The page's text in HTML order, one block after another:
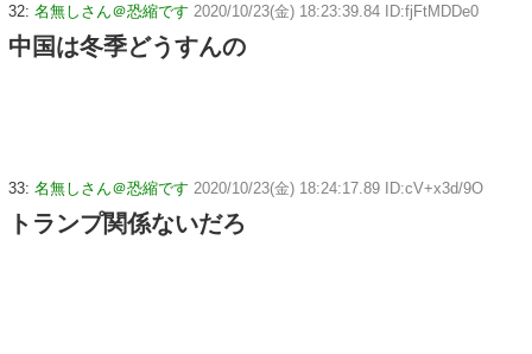
32: 名無しさん＠恐縮です 2020/10/23(金) 18:23:39.84 ID:fjFtMDDe0
中国は冬季どうすんの
33: 名無しさん＠恐縮です 2020/10/23(金) 18:24:17.89 ID:cV+x3d/9O
トランプ関係ないだろ